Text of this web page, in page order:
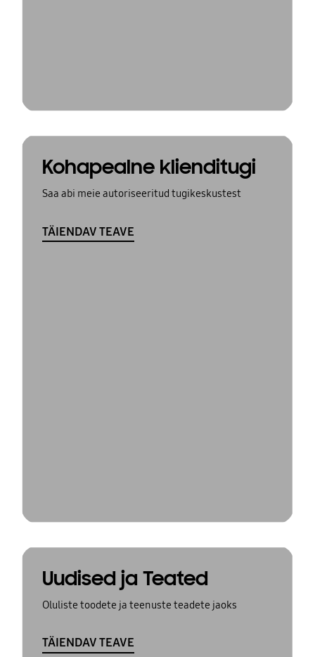
Kohapealne klienditugi
Saa abi meie autoriseeritud tugikeskustest
TÄIENDAV TEAVE
Uudised ja Teated
Oluliste toodete ja teenuste teadete jaoks
TÄIENDAV TEAVE